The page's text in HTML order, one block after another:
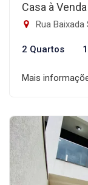
Casa à
Rua
2 Quartos
Mais